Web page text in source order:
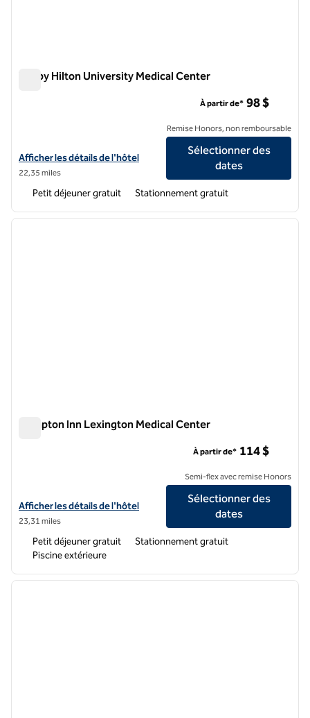
Tru by Hilton University Medical Center
Afficher les détails de l'hôtel Tru by Hilton University Medical Center
Afficher les détails de l'hôtel
22,35 miles
À partir de* 98 $
Remise Honors, non remboursable
Sélectionner des
dates
Petit déjeuner gratuit Stationnement gratuit
1 sur 12
Hampton Inn Lexington Medical Center
Afficher les détails de l'hôtel Hampton Inn Lexington Medical Center
Afficher les détails de l'hôtel
23,31 miles
À partir de* 114 $
Semi-flex avec remise Honors
Sélectionner des
dates
Petit déjeuner gratuit
Stationnement gratuit
Piscine extérieure
1 sur 12